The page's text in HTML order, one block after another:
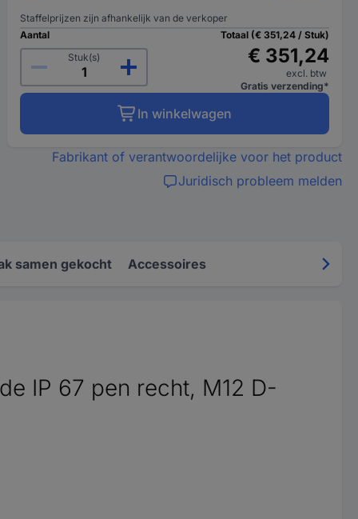
Staffelprijzen zijn afhankelijk van de verkoper
Aantal
Stuk(s)
Totaal (€ 351,24 / Stuk)
€ 351,24
excl. btw
Gratis verzending*
In winkelwagen
Fabrikant of verantwoordelijke voor het product
Juridisch probleem melden
samen gekocht Accessoires
IP 67 pen recht, M12 D-